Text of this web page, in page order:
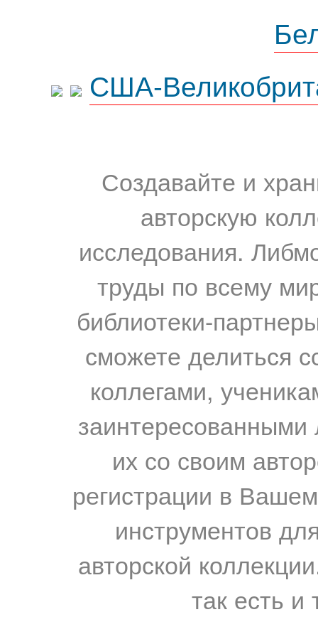
США-
Создавайте и
авторскую
исследования.
труды по всему
библиотеки-
сможете делиться
коллегами,
их со своим
регистрации в
инструментов
авторской
так есть и